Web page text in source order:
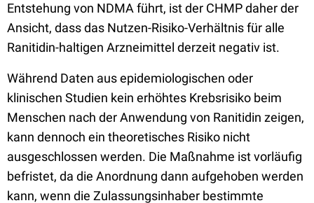
Entstehung von NDMA führt, ist der CHMP daher der
Ansicht, dass das Nutzen-Risiko-Verhältnis für alle
Ranitidin-haltigen Arzneimittel derzeit negativ ist.
Während Daten aus epidemiologischen oder
klinischen Studien kein erhöhtes Krebsrisiko beim
Menschen nach der Anwendung von Ranitidin zeigen,
kann dennoch ein theoretisches Risiko nicht
ausgeschlossen werden. Die Maßnahme ist vorläufig
befristet, da die Anordnung dann aufgehoben werden
kann, wenn die Zulassungsinhaber bestimmte